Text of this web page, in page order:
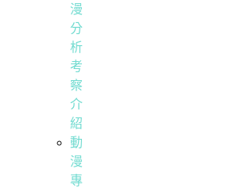
漫
分
析
考
察
介
紹
動
漫
專